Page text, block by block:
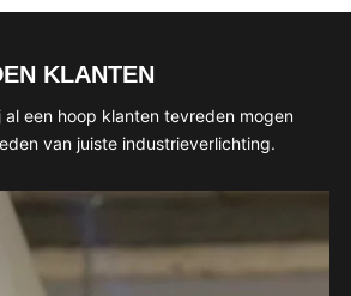
KLANTEN
een hoop klanten tevreden mogen
van juiste industrieverlichting.